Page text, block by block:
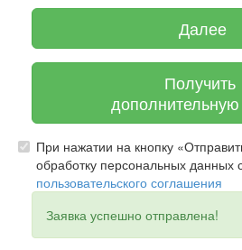
Далее
Получить
дополнительную
При нажатии на кнопку
обработку персональных данных
пользовательского соглашения
Заявка успешно отправлена!